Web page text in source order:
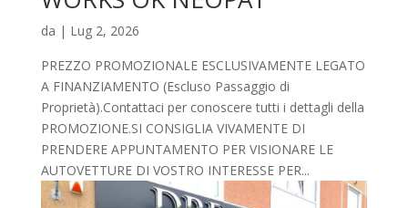
da | Lug 2, 2026
PREZZO PROMOZIONALE ESCLUSIVAMENTE LEGATO
A FINANZIAMENTO (Escluso Passaggio di
Proprietà).Contattaci per conoscere tutti i dettagli della
PROMOZIONE.SI CONSIGLIA VIVAMENTE DI
PRENDERE APPUNTAMENTO PER VISIONARE LE
AUTOVETTURE DI VOSTRO INTERESSE PER...